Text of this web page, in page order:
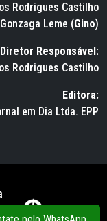
Rodrigues Castilho
Leme (Gino)
Diretor Responsável:
Rodrigues Castilho
Editora:
em Dia Ltda. EPP